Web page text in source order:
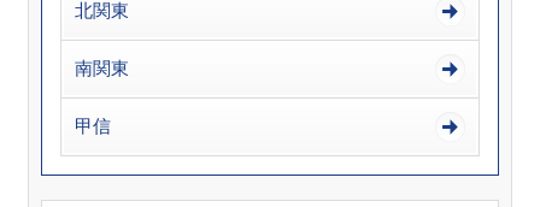
北関東
南関東
甲信